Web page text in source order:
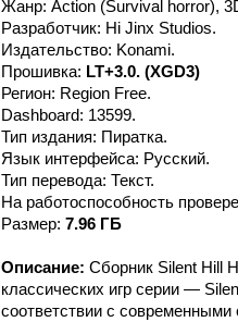
Жанр: Action (Survival horror),
Разработчик: Hi Jinx Studios.
Издательство: Konami.
Прошивка: LT+3.0. (XGD3)
Регион: Region Free.
Dashboard: 13599.
Тип издания: Пиратка.
Язык интерфейса: Русский.
Тип перевода: Текст.
На работоспособность
Размер: 7.96 ГБ
Описание: Сборник Silent Hill
классических игр серии —
соответствии с современными